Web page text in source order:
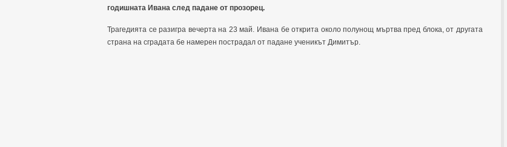
годишната Ивана след падане от прозорец.
Трагедията се разигра вечерта на 23 май. Ивана бе открита около полунощ мъртва пред блока, от другата
страна на сградата бе намерен пострадал от падане ученикът Димитър.